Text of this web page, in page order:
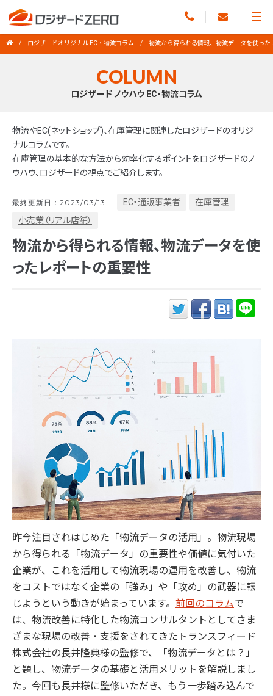
ロジザードオリジナル EC・物流コラム 物流から得られる情報、物流データを使った
COLUMN
ロジザード ノウハウ EC・物流コラム
物流やEC(ネットショップ)、在庫管理に関連したロジザードのオリジ
ナルコラムです。
在庫管理の基本的な方法から効率化するポイントをロジザードのノ
ウハウ、ロジザードの視点でご紹介します。
最終更新日：2023/03/13 EC・通販事業者
在庫管理
小売業（リアル店舗）
物流から得られる情報、物流データを使
ったレポートの重要性
昨今注目されはじめた「物流データの活用」。物流現場
から得られる「物流データ」の重要性や価値に気付いた
企業が、これを活用して物流現場の運用を改善し、物流
をコストではなく企業の「強み」や「攻め」の武器に転
じようという動きが始まっています。 前回のコラムで
は、物流改善に特化した物流コンサルタントとしてさま
ざまな現場の改善・支援をされてきたトランスフィード
株式会社の長井隆典様の監修で、「物流データとは？」
と題し、物流データの基礎と活用メリットを解説しまし
た。今回も長井様に監修いただき、もう一歩踏み込んで